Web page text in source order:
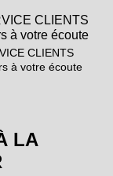
CLIENTS
à votre écoute
LA